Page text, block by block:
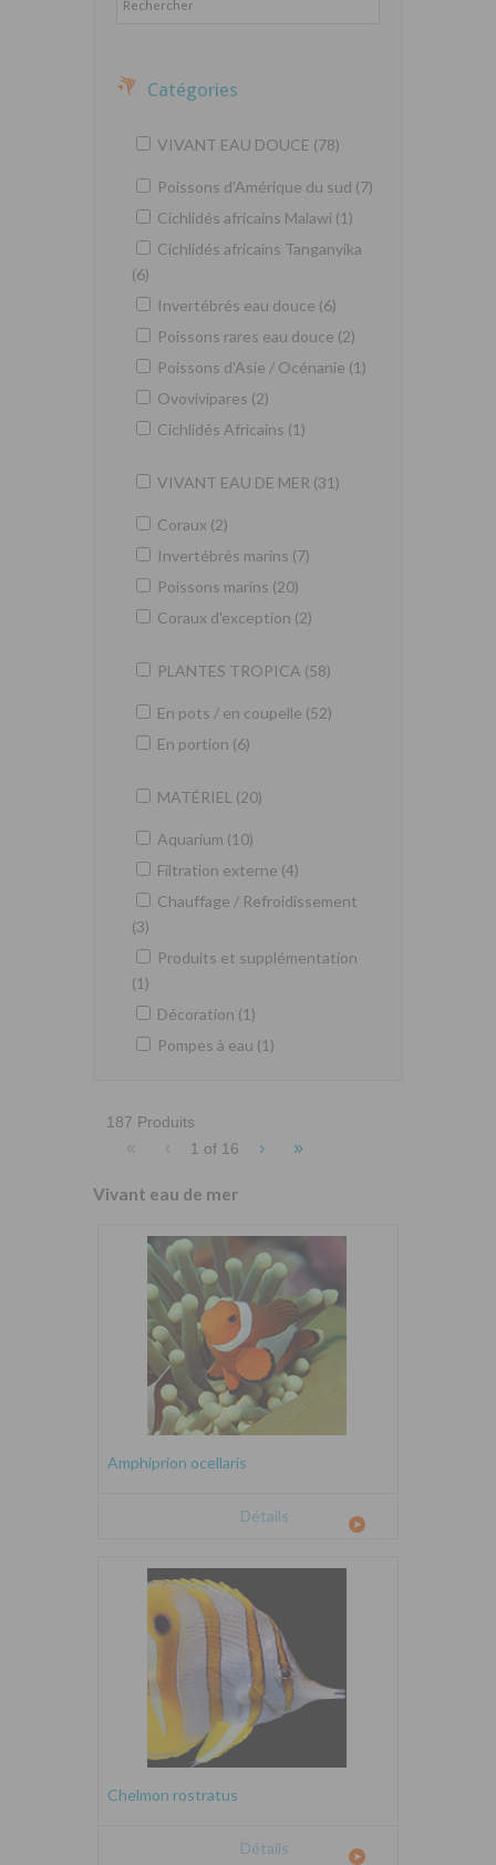
Catégories
VIVANT EAU DOUCE (78)
Poissons d'Amérique du sud (7)
Cichlidés africains Malawi (1)
Cichlidés africains Tanganyika
(6)
Invertébrés eau douce (6)
Poissons rares eau douce (2)
Poissons d'Asie / Océnanie (1)
Ovovivipares (2)
Cichlidés Africains (1)
VIVANT EAU DE MER (31)
Coraux (2)
Invertébrés marins (7)
Poissons marins (20)
Coraux d'exception (2)
PLANTES TROPICA (58)
En pots / en coupelle (52)
En portion (6)
MATÉRIEL (20)
Aquarium (10)
Filtration externe (4)
Chauffage / Refroidissement
(3)
Produits et supplémentation
(1)
Décoration (1)
Pompes à eau (1)
187 Produits
« ‹ 1 of 16 › »
Vivant eau de mer
Amphiprion ocellaris
Détails
Chelmon rostratus
Détails